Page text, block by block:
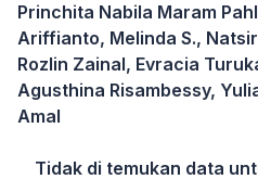
Princhita Nabila Maram
Ariffianto, Melinda S.,
Rozlin Zainal, Evracia
Agusthina Risambessy,
Amal
Tidak di temukan data